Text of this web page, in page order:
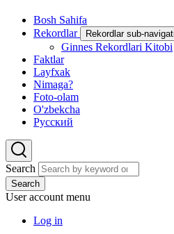
Bosh Sahifa
Rekordlar
Rekordlar sub-
Ginnes Rekordlari Kitobi
Faktlar
Layfxak
Nimaga?
Foto-olam
O'zbekcha
Русский
Search
Search
User account menu
Log in